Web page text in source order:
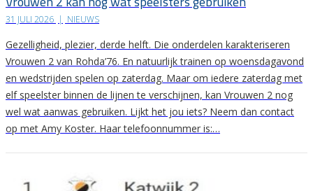
31 JULI 2026 | NIEUWS
Gezelligheid, plezier, derde helft. Die onderdelen karakteriseren
Vrouwen 2 van Rohda’76. En natuurlijk trainen op woensdagavond
en wedstrijden spelen op zaterdag. Maar om iedere zaterdag met
elf speelster binnen de lijnen te verschijnen, kan Vrouwen 2 nog
wel wat aanwas gebruiken. Lijkt het jou iets? Neem dan contact
op met Amy Koster. Haar telefoonnummer is:…